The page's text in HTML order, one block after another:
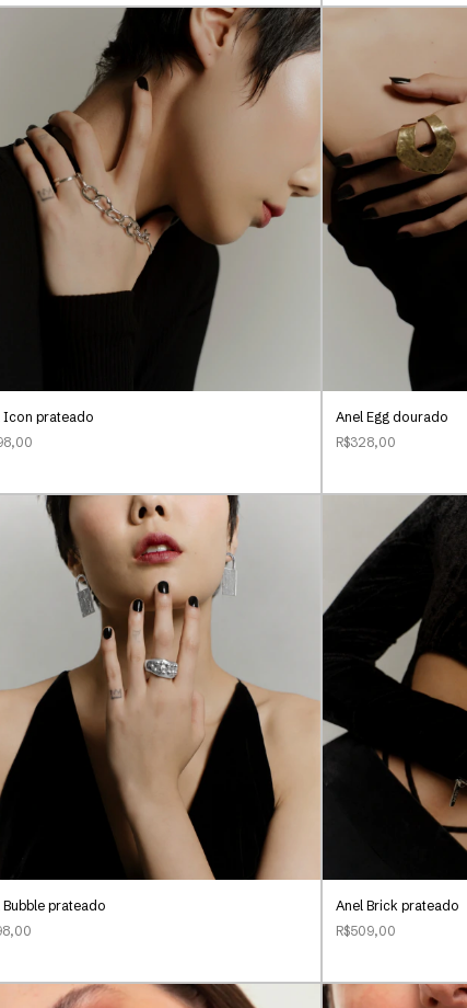
Icon prateado
Anel Egg dourado
R$328,00
Bubble prateado
Anel Brick prateado
R$509,00